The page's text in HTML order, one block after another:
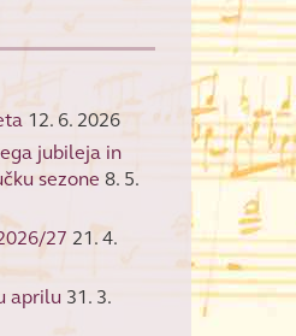
12. 6. 2026
jubileja in
sezone 8. 5.
27 21. 4.
aprilu 31. 3.